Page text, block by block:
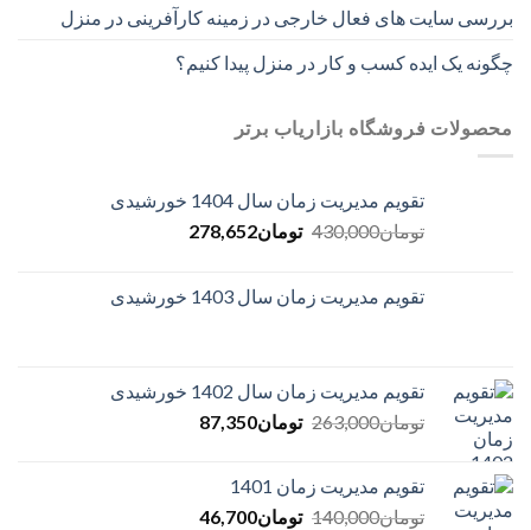
بررسی سایت های فعال خارجی در زمینه کارآفرینی در منزل
چگونه یک ایده کسب و کار در منزل پیدا کنیم؟
محصولات فروشگاه بازاریاب برتر
تقویم مدیریت زمان سال 1404 خورشیدی
تومان430,000
Original
تومان430,000.
تومان278,652
Current
تومان278,652.
تقویم مدیریت زمان سال 1403 خورشیدی
تقویم مدیریت زمان سال 1402 خورشیدی
تومان263,000
Original
تومان263,000.
تومان87,350
Current
تقویم مدیریت زمان 1401
تومان140,000
Original
تومان46,700
Current